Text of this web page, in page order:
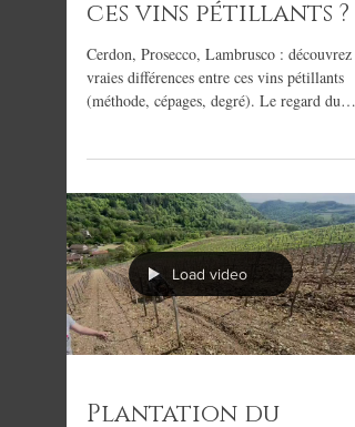
différences entre
ces vins pétillants ?
Cerdon, Prosecco, Lambrusco : découvrez
vraies différences entre ces vins pétillants
Domaine Dubreuil et Fils.
Load video